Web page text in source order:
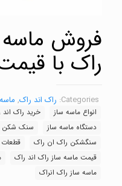
فروش ماسه
راک با
Categories: راک اند راک,
انواع ماسه ساز خرید راک اند
دستگاه ماسه ساز
سنک شکن
سنگشکن راک ان راک
قطعات
قیمت ماسه ساز راک اند راک
ماسه ساز راک انراک